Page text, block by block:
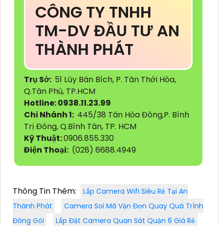
CÔNG TY TNHH
TM-DV ĐẦU TƯ AN
THÀNH PHÁT
Trụ Sở: 51 Lũy Bán Bích, P. Tân Thới Hòa,
Q.Tân Phú, TP.HCM
Hotline: 0938.11.23.99
Chi Nhánh 1: 445/38 Tân Hòa Đông,P. Bình
Trị Đông, Q.Bình Tân, TP. HCM
Kỹ Thuật:0906.855.330
Điện Thoại: (028) 6688.4949
Thông Tin Thêm:
Lắp Camera Wifi Siêu Rẻ Tại An
Thành Phát
Camera Soi Mã Vận Đơn Quay Quá Trình
Đóng Gói
Lắp Đặt Camera Quan Sát Quận 6 Giá Rẻ